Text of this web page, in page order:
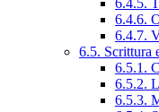
6.4.6.
6.4.7.
6.5. Scrittura
6.5.1.
6.5.2.
6.5.3.